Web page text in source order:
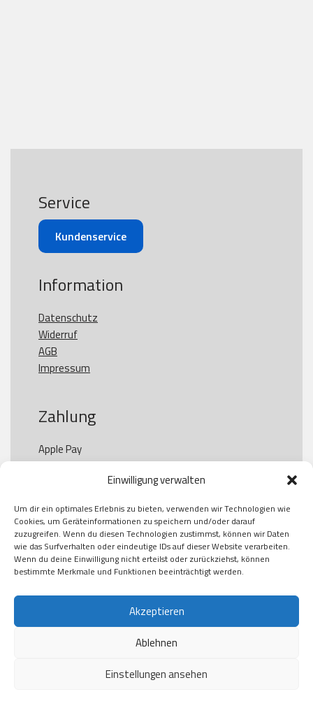
Einwilligung verwalten
Um dir ein optimales Erlebnis zu bieten, verwenden wir Technologien wie
Cookies, um Geräteinformationen zu speichern und/oder darauf
zuzugreifen. Wenn du diesen Technologien zustimmst, können wir Daten
wie das Surfverhalten oder eindeutige IDs auf dieser Website verarbeiten.
Wenn du deine Einwilligung nicht erteilst oder zurückziehst, können
bestimmte Merkmale und Funktionen beeinträchtigt werden.
Akzeptieren
Ablehnen
Einstellungen ansehen
Service
Kundenservice
Information
Datenschutz
Widerruf
AGB
Impressum
Zahlung
Apple Pay
Paypal
Kauf auf Rechung
Klarna
American Express